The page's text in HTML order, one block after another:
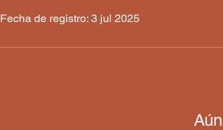
Fecha de registro: 3 jul 2025